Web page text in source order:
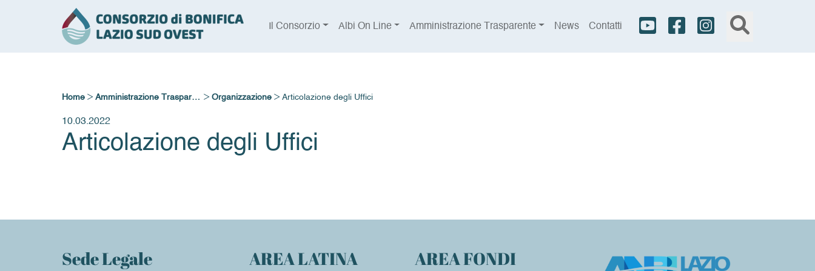
Il Consorzio Albi On Line Amministrazione Trasparente News Contatti
Home > Amministrazione Trasparente > Organizzazione > Articolazione degli Uffici
10.03.2022
Articolazione degli Uffici
Sede Legale
AREA LATINA
AREA FONDI